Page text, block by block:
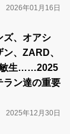
2026年01月16日
ズ、オアシ
、ZARD、
敏生……2025
ラン達の重要
2025年12月30日